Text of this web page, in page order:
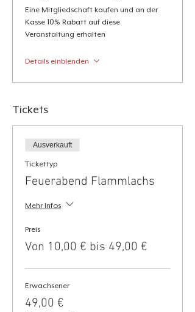
Eine Mitgliedschaft kaufen und an der
Kasse 10% Rabatt auf diese
Veranstaltung erhalten
Details einblenden
Tickets
Ausverkauft
Tickettyp
Feuerabend Flammlachs
Mehr Infos
Preis
Von 10,00 € bis 49,00 €
Erwachsener
49,00 €